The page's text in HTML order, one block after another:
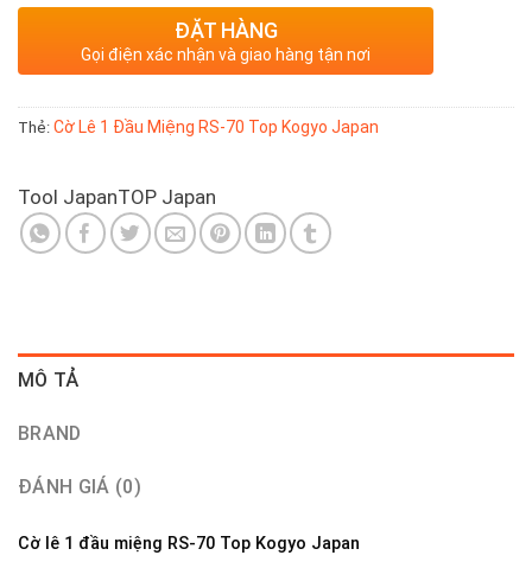
ĐẶT HÀNG
Gọi điện xác nhận và giao hàng tận nơi
Thẻ: Cờ Lê 1 Đầu Miệng RS-70 Top Kogyo Japan
Tool JapanTOP Japan
MÔ TẢ
BRAND
ĐÁNH GIÁ (0)
Cờ lê 1 đầu miệng RS-70 Top Kogyo Japan